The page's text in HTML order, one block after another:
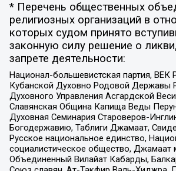
* Перечень общественных
религиозных организаций в
которых судом принято
законную силу решение о
запрете деятельности:
Национал-большевистская партия, ВЕК
Кубанской Духовно Родовой Державы
Духовного Управления Асгардской
Славянская Община Капища Веды
Духовная Семинария Староверов-
Богодержавию, Таблиги Джамаат,
Русское национальное единство,
социалистическое общество, Джамаат
Объединенный Вилайат Кабарды,